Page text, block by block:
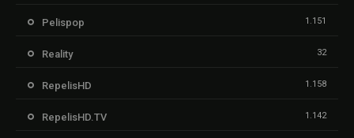
Pelispop 1.151
Reality 32
RepelisHD 1.158
RepelisHD.TV 1.142